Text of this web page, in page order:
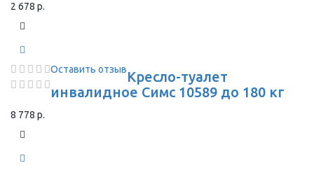
2 678 р.
Оставить отзывКресло-туалет
инвалидное Симс 10589 до 180 кг
8 778 р.